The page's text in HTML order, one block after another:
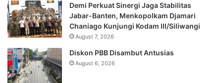
Demi Perkuat Sinergi Jaga Stabilitas
Jabar-Banten, Menkopolkam Djamari
Chaniago Kunjungi Kodam III/Siliwangi
August 7, 2026
Diskon PBB Disambut Antusias
August 6, 2026